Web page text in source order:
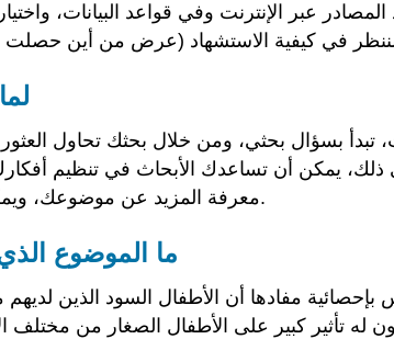
عبر الإنترنت وفي قواعد البيانات،
بسؤال بحثي، ومن خلال بحثك تحاول
ذلك، يمكن أن تساعدك الأبحاث في تنظيم
معرفة المزيد عن موضوعك، ويمكن أن تساعدك على شرح أفكارك.
ما الموضوع
المستقبلية كامالا هاريس بإحصائية مفادها أن الأطفال
تأثير كبير على الأطفال الصغار من مختلف